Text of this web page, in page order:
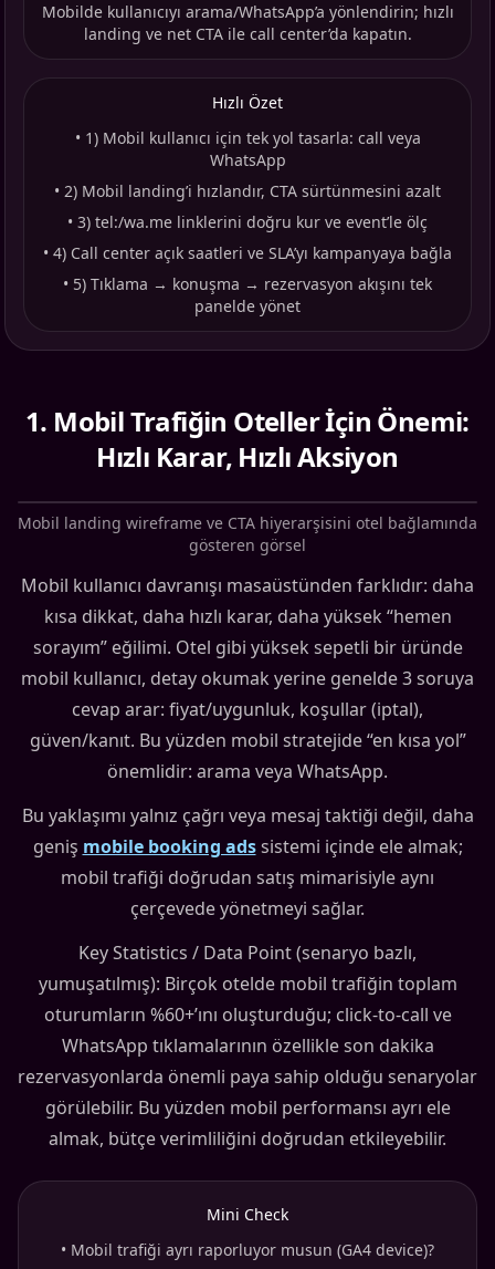
Mobilde kullanıcıyı arama/WhatsApp’a yönlendirin; hızlı
landing ve net CTA ile call center’da kapatın.
Hızlı Özet
• 1) Mobil kullanıcı için tek yol tasarla: call veya
WhatsApp
• 2) Mobil landing’i hızlandır, CTA sürtünmesini azalt
• 3) tel:/wa.me linklerini doğru kur ve event’le ölç
• 4) Call center açık saatleri ve SLA’yı kampanyaya bağla
• 5) Tıklama → konuşma → rezervasyon akışını tek
panelde yönet
1. Mobil Trafiğin Oteller İçin Önemi:
Hızlı Karar, Hızlı Aksiyon
Mobil landing wireframe ve CTA hiyerarşisini otel bağlamında
gösteren görsel
Mobil kullanıcı davranışı masaüstünden farklıdır: daha
kısa dikkat, daha hızlı karar, daha yüksek “hemen
sorayım” eğilimi. Otel gibi yüksek sepetli bir üründe
mobil kullanıcı, detay okumak yerine genelde 3 soruya
cevap arar: fiyat/uygunluk, koşullar (iptal),
güven/kanıt. Bu yüzden mobil stratejide “en kısa yol”
önemlidir: arama veya WhatsApp.
Bu yaklaşımı yalnız çağrı veya mesaj taktiği değil, daha
geniş mobile booking adssistemi içinde ele almak;
mobil trafiği doğrudan satış mimarisiyle aynı
çerçevede yönetmeyi sağlar.
Key Statistics / Data Point (senaryo bazlı,
yumuşatılmış): Birçok otelde mobil trafiğin toplam
oturumların %60+’ını oluşturduğu; click-to-call ve
WhatsApp tıklamalarının özellikle son dakika
rezervasyonlarda önemli paya sahip olduğu senaryolar
görülebilir. Bu yüzden mobil performansı ayrı ele
almak, bütçe verimliliğini doğrudan etkileyebilir.
Mini Check
• Mobil trafiği ayrı raporluyor musun (GA4 device)?